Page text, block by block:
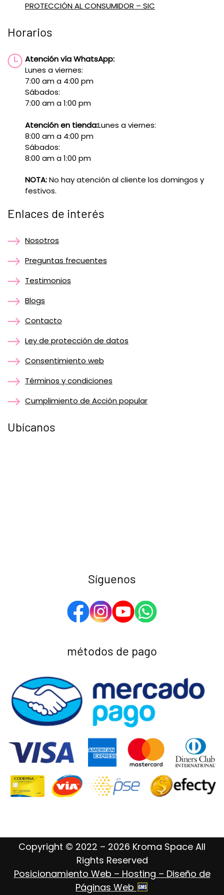
PROTECCIÓN AL CONSUMIDOR – SIC
Horarios
Atención vía WhatsApp:
Lunes a viernes:
7:00 am a 4:00 pm
Sábados:
7:00 am a 1:00 pm
Atención en tienda:Lunes a viernes:
8:00 am a 4:00 pm
Sábados:
8:00 am a 1:00 pm
NOTA:No hay atención al cliente los domingos y
festivos.
Enlaces de interés
Nosotros
Preguntas frecuentes
Testimonios
Blogs
Contacto
Ley de protección de datos
Consentimiento web
Términos y condiciones
Cumplimiento de Acción popular
Ubícanos
Síguenos
métodos de pago
Copyright © 2022 – 2026 Kroma Space All
Rights Reserved
Posicionamiento Web – Hosting – Diseño de
Páginas Web